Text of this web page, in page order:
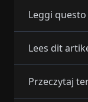
Leggi
Lees dit
Przeczytaj